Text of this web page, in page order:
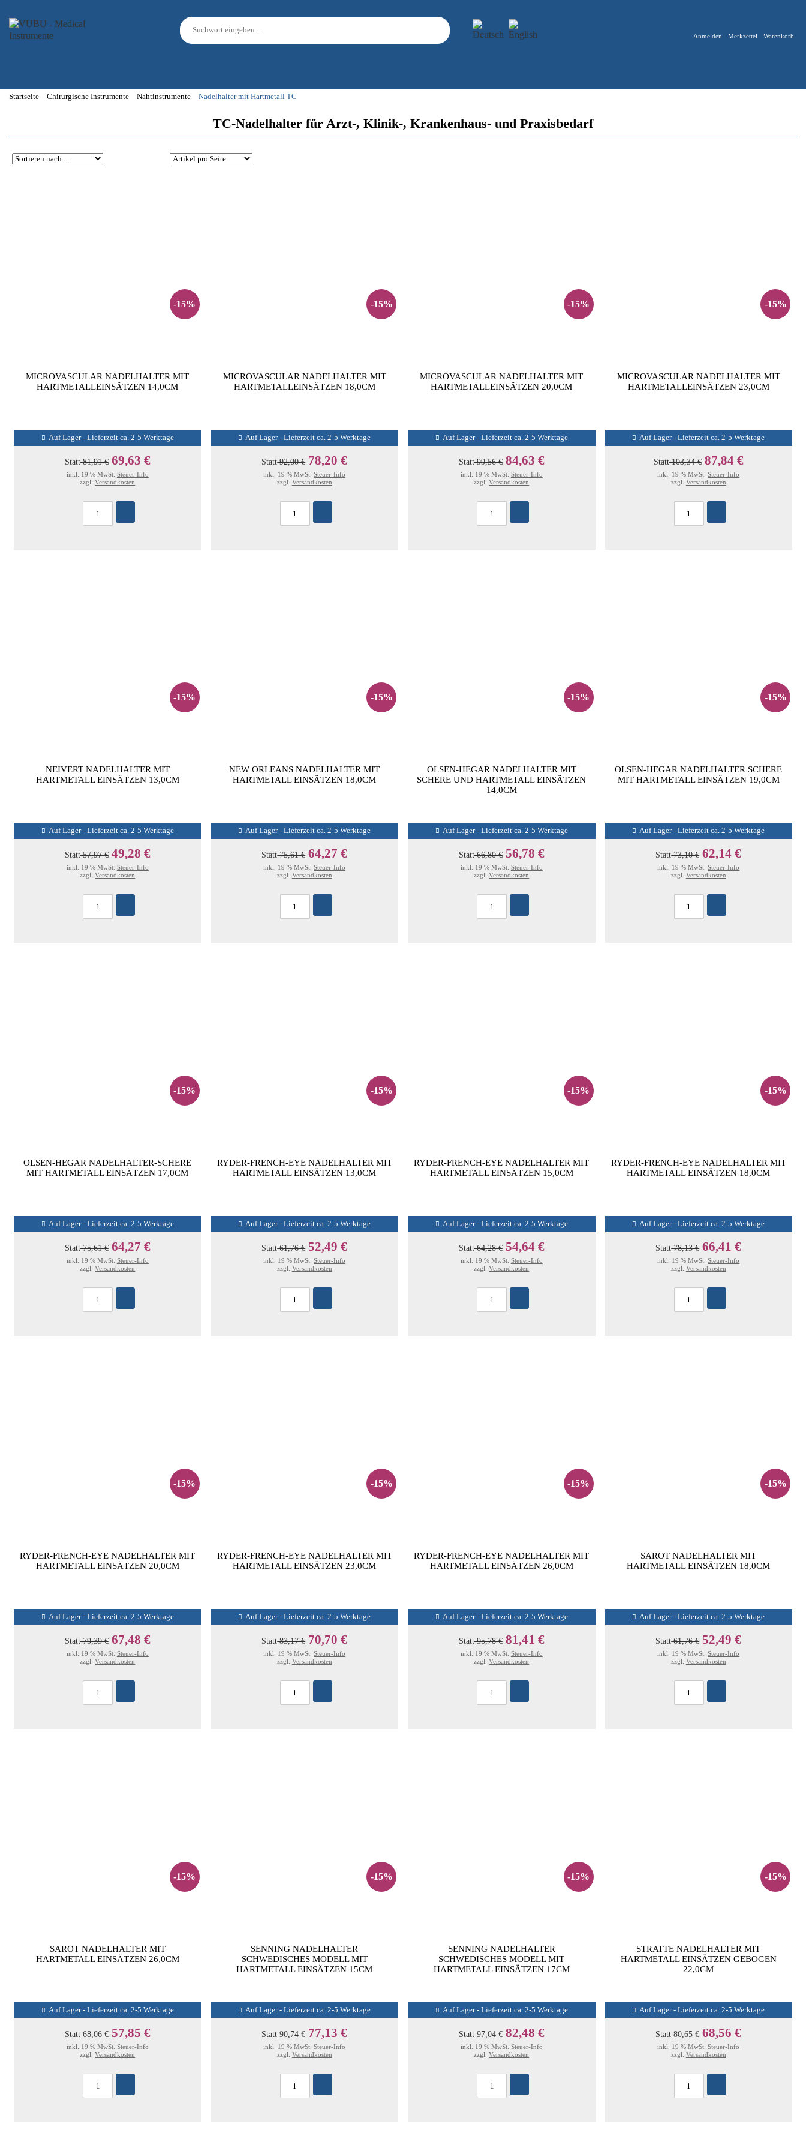
Anmelden Merkzettel Warenkorb
Startseite Chirurgische Instrumente Nahtinstrumente Nadelhalter mit Hartmetall TC
TC-Nadelhalter für Arzt-, Klinik-, Krankenhaus- und Praxisbedarf
-15%
MICROVASCULAR NADELHALTER MIT
HARTMETALLEINSÄTZEN 14,0CM
Auf Lager - Lieferzeit ca. 2-5 Werktage
Statt81,91 € 69,63 €
inkl. 19 % MwSt. Steuer-Info
zzgl.Versandkosten
-15%
MICROVASCULAR NADELHALTER MIT
HARTMETALLEINSÄTZEN 18,0CM
Auf Lager - Lieferzeit ca. 2-5 Werktage
Statt92,00 € 78,20 €
inkl. 19 % MwSt.Steuer-Info
zzgl. Versandkosten
-15%
MICROVASCULAR NADELHALTER MIT
HARTMETALLEINSÄTZEN 20,0CM
Auf Lager - Lieferzeit ca. 2-5 Werktage
Statt99,56 € 84,63 €
inkl. 19 % MwSt. Steuer-Info
zzgl.Versandkosten
-15%
MICROVASCULAR NADELHALTER MIT
HARTMETALLEINSÄTZEN 23,0CM
Auf Lager - Lieferzeit ca. 2-5 Werktage
Statt103,34 € 87,84 €
inkl. 19 % MwSt.Steuer-Info
zzgl. Versandkosten
-15%
NEIVERT NADELHALTER MIT
HARTMETALL EINSÄTZEN 13,0CM
Auf Lager - Lieferzeit ca. 2-5 Werktage
Statt57,97 € 49,28 €
inkl. 19 % MwSt. Steuer-Info
zzgl.Versandkosten
-15%
NEW ORLEANS NADELHALTER MIT
HARTMETALL EINSÄTZEN 18,0CM
Auf Lager - Lieferzeit ca. 2-5 Werktage
Statt75,61 € 64,27 €
inkl. 19 % MwSt.Steuer-Info
zzgl. Versandkosten
-15%
OLSEN-HEGAR NADELHALTER MIT
SCHERE UND HARTMETALL EINSÄTZEN
14,0CM
Auf Lager - Lieferzeit ca. 2-5 Werktage
Statt66,80 € 56,78 €
inkl. 19 % MwSt. Steuer-Info
zzgl.Versandkosten
-15%
OLSEN-HEGAR NADELHALTER SCHERE
MIT HARTMETALL EINSÄTZEN 19,0CM
Auf Lager - Lieferzeit ca. 2-5 Werktage
Statt73,10 € 62,14 €
inkl. 19 % MwSt.Steuer-Info
zzgl. Versandkosten
-15%
OLSEN-HEGAR NADELHALTER-SCHERE
MIT HARTMETALL EINSÄTZEN 17,0CM
Auf Lager - Lieferzeit ca. 2-5 Werktage
Statt75,61 € 64,27 €
inkl. 19 % MwSt. Steuer-Info
zzgl.Versandkosten
-15%
RYDER-FRENCH-EYE NADELHALTER MIT
HARTMETALL EINSÄTZEN 13,0CM
Auf Lager - Lieferzeit ca. 2-5 Werktage
Statt61,76 € 52,49 €
inkl. 19 % MwSt.Steuer-Info
zzgl. Versandkosten
-15%
RYDER-FRENCH-EYE NADELHALTER MIT
HARTMETALL EINSÄTZEN 15,0CM
Auf Lager - Lieferzeit ca. 2-5 Werktage
Statt64,28 € 54,64 €
inkl. 19 % MwSt. Steuer-Info
zzgl.Versandkosten
-15%
RYDER-FRENCH-EYE NADELHALTER MIT
HARTMETALL EINSÄTZEN 18,0CM
Auf Lager - Lieferzeit ca. 2-5 Werktage
Statt78,13 € 66,41 €
inkl. 19 % MwSt.Steuer-Info
zzgl. Versandkosten
-15%
RYDER-FRENCH-EYE NADELHALTER MIT
HARTMETALL EINSÄTZEN 20,0CM
Auf Lager - Lieferzeit ca. 2-5 Werktage
Statt79,39 € 67,48 €
inkl. 19 % MwSt. Steuer-Info
zzgl.Versandkosten
-15%
RYDER-FRENCH-EYE NADELHALTER MIT
HARTMETALL EINSÄTZEN 23,0CM
Auf Lager - Lieferzeit ca. 2-5 Werktage
Statt83,17 € 70,70 €
inkl. 19 % MwSt.Steuer-Info
zzgl. Versandkosten
-15%
RYDER-FRENCH-EYE NADELHALTER MIT
HARTMETALL EINSÄTZEN 26,0CM
Auf Lager - Lieferzeit ca. 2-5 Werktage
Statt95,78 € 81,41 €
inkl. 19 % MwSt. Steuer-Info
zzgl.Versandkosten
-15%
SAROT NADELHALTER MIT
HARTMETALL EINSÄTZEN 18,0CM
Auf Lager - Lieferzeit ca. 2-5 Werktage
Statt61,76 € 52,49 €
inkl. 19 % MwSt.Steuer-Info
zzgl. Versandkosten
-15%
SAROT NADELHALTER MIT
HARTMETALL EINSÄTZEN 26,0CM
Auf Lager - Lieferzeit ca. 2-5 Werktage
Statt68,06 € 57,85 €
inkl. 19 % MwSt. Steuer-Info
zzgl.Versandkosten
-15%
SENNING NADELHALTER
SCHWEDISCHES MODELL MIT
HARTMETALL EINSÄTZEN 15CM
Auf Lager - Lieferzeit ca. 2-5 Werktage
Statt90,74 € 77,13 €
inkl. 19 % MwSt.Steuer-Info
zzgl. Versandkosten
-15%
SENNING NADELHALTER
SCHWEDISCHES MODELL MIT
HARTMETALL EINSÄTZEN 17CM
Auf Lager - Lieferzeit ca. 2-5 Werktage
Statt97,04 € 82,48 €
inkl. 19 % MwSt. Steuer-Info
zzgl.Versandkosten
-15%
STRATTE NADELHALTER MIT
HARTMETALL EINSÄTZEN GEBOGEN
22,0CM
Auf Lager - Lieferzeit ca. 2-5 Werktage
Statt80,65 € 68,56 €
inkl. 19 % MwSt.Steuer-Info
zzgl. Versandkosten